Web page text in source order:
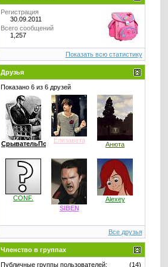
Регистрация
30.09.2011
Всего сообщений
1,257
Показать всю статистику
Друзья
Показано 6 из 6 друзей
СрывательПокровЕлизавета
Анюта
CONF.
SIBEN
Alexey
Все друзья
Членство в группах
(14)
Публичные группы пользователей: